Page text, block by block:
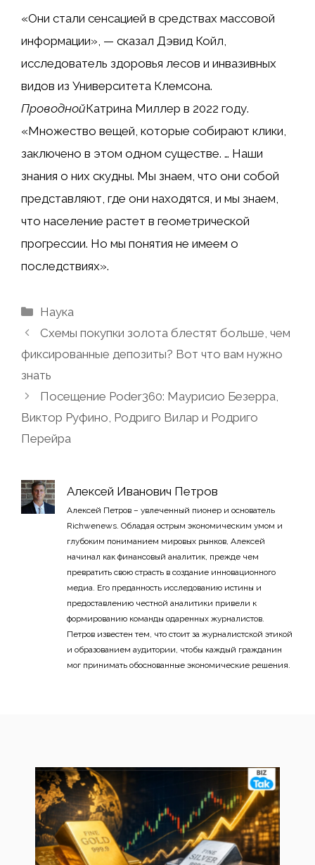
«Они стали сенсацией в средствах массовой
информации», — сказал Дэвид Койл,
исследователь здоровья лесов и инвазивных
видов из Университета Клемсона.
ПроводнойКатрина Миллер в 2022 году.
«Множество вещей, которые собирают клики,
заключено в этом одном существе. … Наши
знания о них скудны. Мы знаем, что они собой
представляют, где они находятся, и мы знаем,
что население растет в геометрической
прогрессии. Но мы понятия не имеем о
последствиях».
Рубрики
Наука
Схемы покупки золота блестят больше, чем
фиксированные депозиты? Вот что вам нужно
знать
Посещение Poder360: Маурисио Безерра,
Виктор Руфино, Родриго Вилар и Родриго
Перейра
Алексей Иванович Петров
Алексей Петров – увлеченный пионер и основатель
Richwenews. Обладая острым экономическим умом и
глубоким пониманием мировых рынков, Алексей
начинал как финансовый аналитик, прежде чем
превратить свою страсть в создание инновационного
медиа. Его преданность исследованию истины и
предоставлению честной аналитики привели к
формированию команды одаренных журналистов.
Петров известен тем, что стоит за журналистской этикой
и образованием аудитории, чтобы каждый гражданин
мог принимать обоснованные экономические решения.